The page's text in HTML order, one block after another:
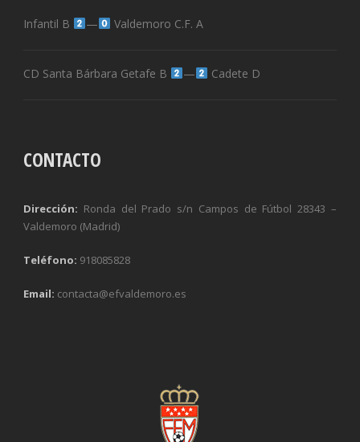
Infantil B — Valdemoro C.F. A
CD Santa Bárbara Getafe B — Cadete D
CONTACTO
Dirección: Ronda del Prado s/n Campos de Fútbol 28343 –
Valdemoro (Madrid)
Teléfono: 918085828
Email: contacta@efvaldemoro.es